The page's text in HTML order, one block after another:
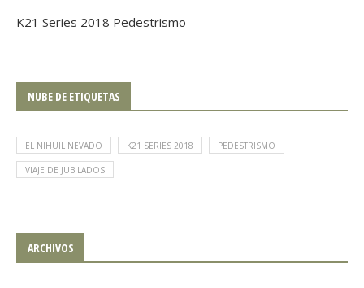
K21 Series 2018 Pedestrismo
NUBE DE ETIQUETAS
EL NIHUIL NEVADO K21 SERIES 2018 PEDESTRISMO
VIAJE DE JUBILADOS
ARCHIVOS